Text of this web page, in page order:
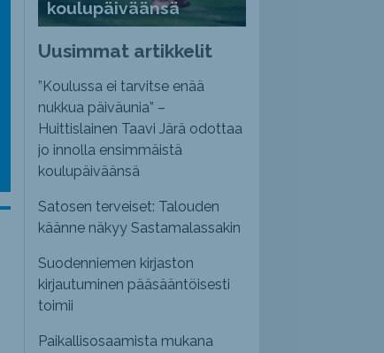
koulupäiväänsä
Uusimmat artikkelit
”Koulussa ei tarvitse enää
nukkua päiväunia” –
Huittislainen Taavi Järä odottaa
jo innolla ensimmäistä
koulupäiväänsä
Satosen terveiset: Talouden
käänne näkyy Sastamalassakin
Suodenniemen kirjaston
kirjautuminen pääsääntöisesti
toimii
Paikallisosaamista mukana